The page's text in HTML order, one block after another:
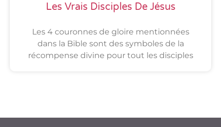
Les Vrais Disciples De Jésus
Les 4 couronnes de gloire mentionnées
dans la Bible sont des symboles de la
récompense divine pour tout les disciples